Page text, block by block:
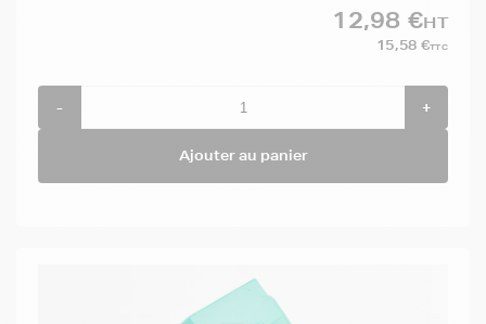
12,98 €HT
15,58 €TTC
- +
Ajouter au panier